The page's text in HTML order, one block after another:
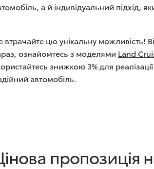
а й індивідуальний підхід,
втрачайте цю унікальну можливість!
ознайомтесь з моделями Land
знижкою 3% для
автомобіль.
пропозиція